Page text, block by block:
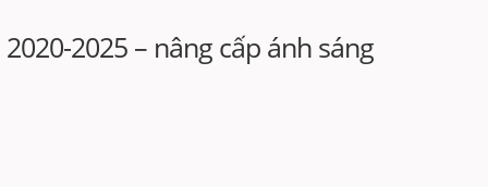
2025 – nâng cấp ánh sáng